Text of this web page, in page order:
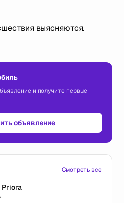
выясняются.
и получите первые
объявление
Смотреть все
Priora